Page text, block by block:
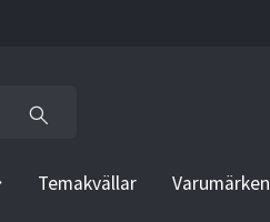
Temakvällar Varumärken